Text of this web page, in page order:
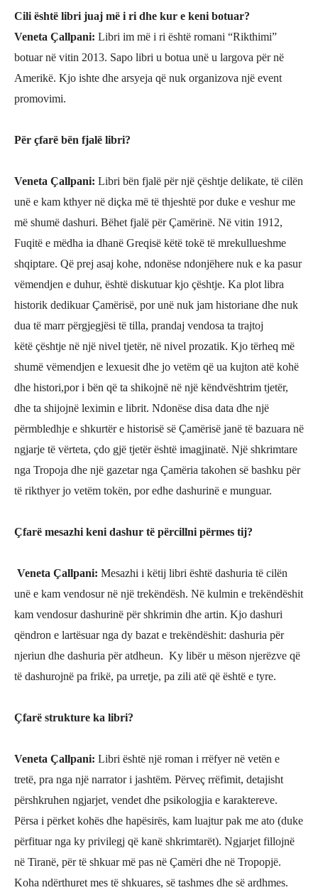
Cili është libri juaj më i ri dhe kur e keni botuar?
Veneta Çallpani: Libri im më i ri është romani “Rikthimi”
botuar në vitin 2013. Sapo libri u botua unë u largova për në
Amerikë. Kjo ishte dhe arsyeja që nuk organizova një event
promovimi.
Për çfarë bën fjalë libri?
Veneta Çallpani: Libri bën fjalë për një çështje delikate, të cilën
unë e kam kthyer në diçka më të thjeshtë por duke e veshur me
më shumë dashuri. Bëhet fjalë për Çamërinë. Në vitin 1912,
Fuqitë e mëdha ia dhanë Greqisë këtë tokë të mrekullueshme
shqiptare. Që prej asaj kohe, ndonëse ndonjëhere nuk e ka pasur
vëmendjen e duhur, është diskutuar kjo çështje. Ka plot libra
historik dedikuar Çamërisë, por unë nuk jam historiane dhe nuk
dua të marr përgjegjësi të tilla, prandaj vendosa ta trajtoj
këtë çështje në një nivel tjetër, në nivel prozatik. Kjo tërheq më
shumë vëmendjen e lexuesit dhe jo vetëm që ua kujton atë kohë
dhe histori,por i bën që ta shikojnë në një këndvështrim tjetër,
dhe ta shijojnë leximin e librit. Ndonëse disa data dhe një
përmbledhje e shkurtër e historisë së Çamërisë janë të bazuara në
ngjarje të vërteta, çdo gjë tjetër është imagjinatë. Një shkrimtare
nga Tropoja dhe një gazetar nga Çamëria takohen së bashku për
të rikthyer jo vetëm tokën, por edhe dashurinë e munguar.
Çfarë mesazhi keni dashur të përcillni përmes tij?
Veneta Çallpani: Mesazhi i këtij libri është dashuria të cilën
unë e kam vendosur në një trekëndësh. Në kulmin e trekëndëshit
kam vendosur dashurinë për shkrimin dhe artin. Kjo dashuri
qëndron e lartësuar nga dy bazat e trekëndëshit: dashuria për
njeriun dhe dashuria për atdheun. Ky libër u mëson njerëzve që
të dashurojnë pa frikë, pa urretje, pa zili atë që është e tyre.
Çfarë strukture ka libri?
Veneta Çallpani: Libri është një roman i rrëfyer në vetën e
tretë, pra nga një narrator i jashtëm. Përveç rrëfimit, detajisht
përshkruhen ngjarjet, vendet dhe psikologjia e karaktereve.
Përsa i përket kohës dhe hapësirës, kam luajtur pak me ato (duke
përfituar nga ky privilegj që kanë shkrimtarët). Ngjarjet fillojnë
në Tiranë, për të shkuar më pas në Çamëri dhe në Tropopjë.
Koha ndërthuret mes të shkuares, së tashmes dhe së ardhmes.